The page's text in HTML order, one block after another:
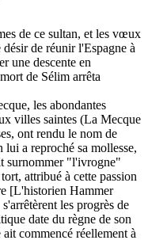
de ce sultan, et les vœux
de réunir l'Espagne à
une descente en
de Sélim arrêta
les abondantes
villes saintes (La Mecque
ont rendu le nom de
lui a reproché sa mollesse,
surnommer "l'ivrogne"
attribué à cette passion
[L'historien Hammer
les progrès de
date du règne de son
commencé réellement à